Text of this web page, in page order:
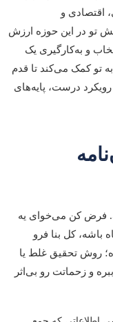
اقتصادی و
تو در این حوزه ارزش
و به‌کارگیری یک
تو کمک می‌کند تا قدم
درست، پایه‌های
فرض کن می‌خوای یه
باشه، کل بنا فرو
روش تحقیق غلط یا
و زحماتت رو بی‌اثر